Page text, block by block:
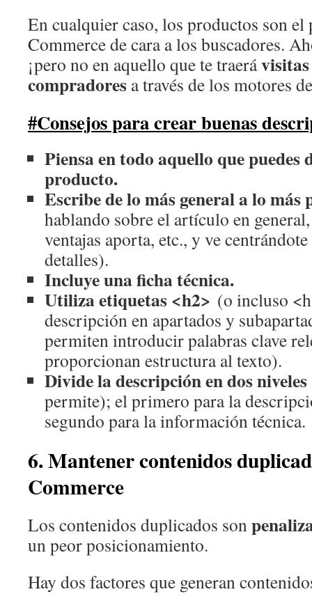
En cualquier caso, los productos son
Commerce de cara a los buscadores.
¡pero no en aquello que te traerá
compradores a través de los motores
#Consejos para crear buenas
Piensa en todo aquello que puedes
producto.
Escribe de lo más general a lo
hablando sobre el artículo en
ventajas aporta, etc., y ve
detalles).
Incluye una ficha técnica.
Utiliza etiquetas <h2> (o incluso
descripción en apartados y
permiten introducir palabras clave
proporcionan estructura al texto).
Divide la descripción en dos niveles
permite); el primero para la
segundo para la información técnica.
6. Mantener contenidos
Commerce
Los contenidos duplicados son
un peor posicionamiento.
Hay dos factores que generan